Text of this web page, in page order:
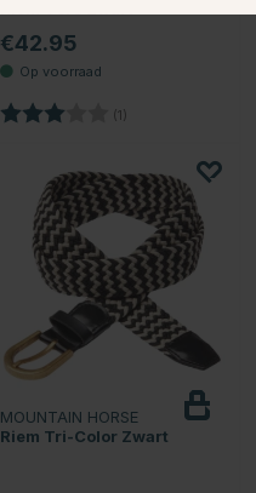
€42.95
Beoordeling: (1)
MOUNTAIN HORSE
Riem Tri-Color Zwart